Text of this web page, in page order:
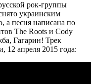
рок-группы
украинским
а песня написана по
The Roots и Cody
Гагарин! Трек
12 апреля 2015 года: